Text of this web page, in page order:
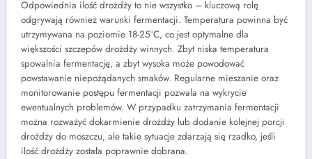
Odpowiednia ilość drożdży to nie wszystko – kluczową rolę
odgrywają również warunki fermentacji. Temperatura powinna być
utrzymywana na poziomie 18-25°C, co jest optymalne dla
większości szczepów drożdży winnych. Zbyt niska temperatura
spowalnia fermentację, a zbyt wysoka może powodować
powstawanie niepożądanych smaków. Regularne mieszanie oraz
monitorowanie postępu fermentacji pozwala na wykrycie
ewentualnych problemów. W przypadku zatrzymania fermentacji
można rozważyć dokarmienie drożdży lub dodanie kolejnej porcji
drożdży do moszczu, ale takie sytuacje zdarzają się rzadko, jeśli
ilość drożdży została poprawnie dobrana.